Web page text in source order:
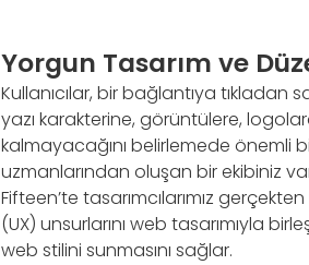
Yorgun Tasarım ve
Kullanıcılar, bir bağlantıya tıkladan
yazı karakterine, görüntülere,
kalmayacağını belirlemede önemli
uzmanlarından oluşan bir ekibiniz
Fifteen’te tasarımcılarımız
(UX) unsurlarını web tasarımıyla
web stilini sunmasını sağlar.